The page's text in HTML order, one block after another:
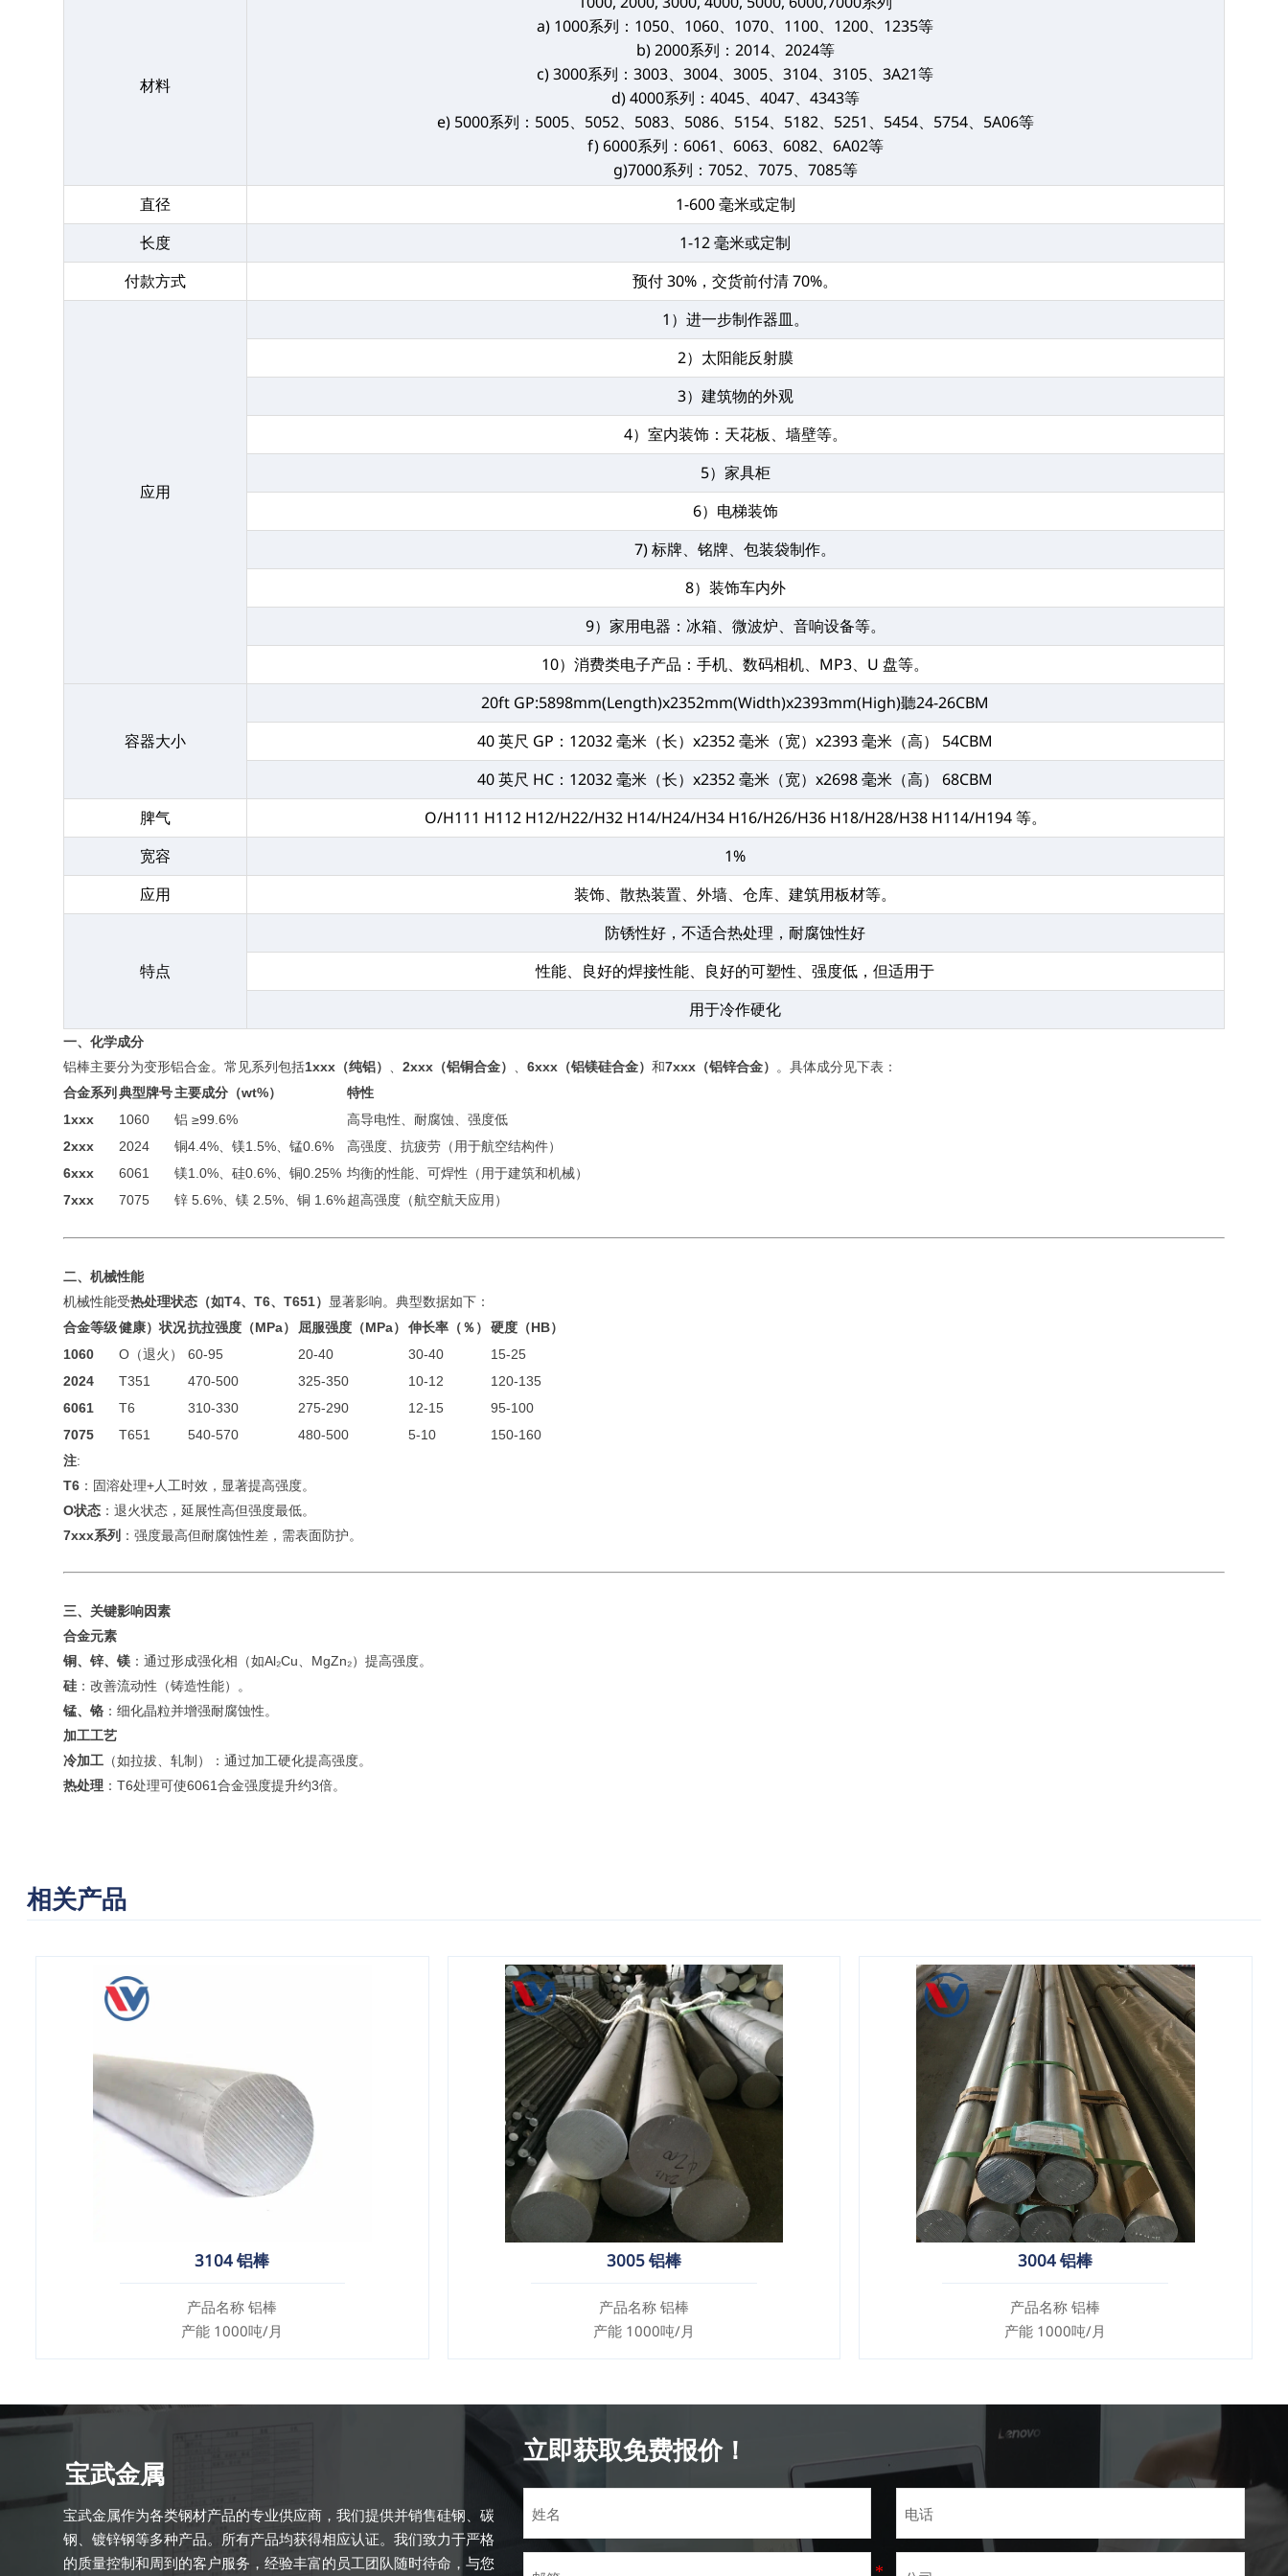
材料
a) 1000系列：1050、1060、1070、1100、1200、1235等
b) 2000系列：2014、2024等
c) 3000系列：3003、3004、3005、3104、3105、3A21等
d) 4000系列：4045、4047、4343等
e) 5000系列：5005、5052、5083、5086、5154、5182、5251、5454、5754、5A06等
f) 6000系列：6061、6063、6082、6A02等
g)7000系列：7052、7075、7085等
直径
1-600 毫米或定制
长度
1-12 毫米或定制
付款方式
预付 30%，交货前付清 70%。
应用
1）进一步制作器皿。
2）太阳能反射膜
3）建筑物的外观
4）室内装饰：天花板、墙壁等。
5）家具柜
6）电梯装饰
7) 标牌、铭牌、包装袋制作。
8）装饰车内外
9）家用电器：冰箱、微波炉、音响设备等。
10）消费类电子产品：手机、数码相机、MP3、U 盘等。
容器大小
20ft GP:5898mm(Length)x2352mm(Width)x2393mm(High)聽24-26CBM
40 英尺 GP：12032 毫米（长）x2352 毫米（宽）x2393 毫米（高） 54CBM
40 英尺 HC：12032 毫米（长）x2352 毫米（宽）x2698 毫米（高） 68CBM
脾气
O/H111 H112 H12/H22/H32 H14/H24/H34 H16/H26/H36 H18/H28/H38 H114/H194 等。
宽容
1%
应用
装饰、散热装置、外墙、仓库、建筑用板材等。
特点
防锈性好，不适合热处理，耐腐蚀性好
性能、良好的焊接性能、良好的可塑性、强度低，但适用于
用于冷作硬化
一、化学成分
铝棒主要分为变形铝合金。常见系列包括1xxx（纯铝） 、 2xxx（铝铜合金） 、 6xxx（铝镁硅合金） 和7xxx（铝锌合金） 。具体成分见下表：
合金系列 典型牌号主要成分（wt%）
特性
1xxx
1060 铝 ≥99.6%
高导电性、耐腐蚀、强度低
2xxx
2024 铜4.4%、镁1.5%、锰0.6%
高强度、抗疲劳（用于航空结构件）
6xxx
6061 镁1.0%、硅0.6%、铜0.25% 均衡的性能、可焊性（用于建筑和机械）
7xxx
7075 锌 5.6%、镁 2.5%、铜 1.6%超高强度（航空航天应用）
二、机械性能
机械性能受热处理状态（如T4、T6、T651） 显著影响。典型数据如下：
合金等级健康）状况抗拉强度（MPa） 屈服强度（MPa） 伸长率（％）
硬度（HB）
1060
O（退火） 60-95 20-40 30-40
15-25
2024
T351 470-500 325-350 10-12
120-135
6061
T6 310-330 275-290 12-15
95-100
7075
T651 540-570 480-500 5-10
150-160
注:
T6：固溶处理+人工时效，显著提高强度。
O状态：退火状态，延展性高但强度最低。
7xxx系列 ：强度最高但耐腐蚀性差，需表面防护。
三、关键影响因素
合金元素
铜、锌、镁：通过形成强化相（如Al₂Cu、MgZn₂）提高强度。
硅：改善流动性（铸造性能）。
锰、铬：细化晶粒并增强耐腐蚀性。
加工工艺
冷加工（如拉拔、轧制）：通过加工硬化提高强度。
热处理：T6处理可使6061合金强度提升约3倍。
相关产品
3104 铝棒
产品名称 铝棒
产能 1000吨/月
3005 铝棒
产品名称 铝棒
产能 1000吨/月
3004 铝棒
产品名称 铝棒
产能 1000吨/月
宝武金属
宝武金属作为各类钢材产品的专业供应商，我们提供并销售硅钢、碳
钢、镀锌钢等多种产品。所有产品均获得相应认证。我们致力于严格
的质量控制和周到的客户服务，经验丰富的员工团队随时待命，与您
立即获取免费报价！